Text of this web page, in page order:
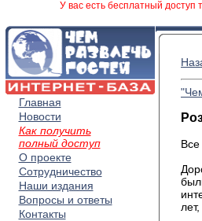
У вас есть бесплатный доступ
Главная
Новости
Как получить
полный доступ
О проекте
Сотрудничество
Наши издания
Вопросы и ответы
Контакты